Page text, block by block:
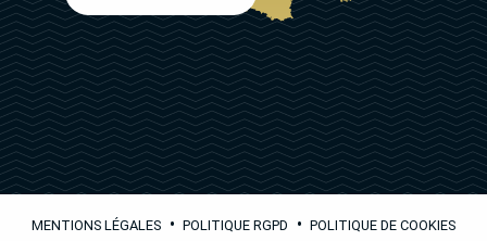
MENTIONS LÉGALES • POLITIQUE RGPD • POLITIQUE DE COOKIES